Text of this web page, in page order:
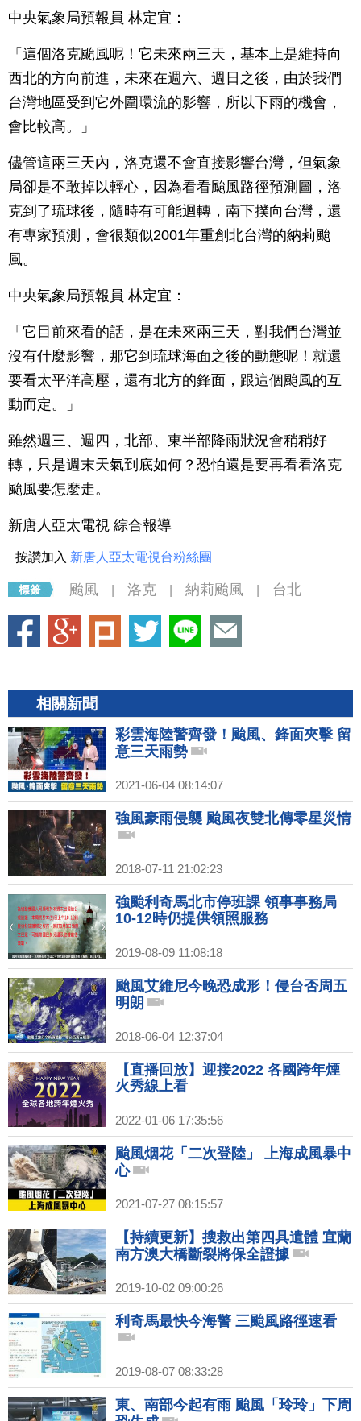
中央氣象局預報員 林定宜：
「這個洛克颱風呢！它未來兩三天，基本上是維持向
西北的方向前進，未來在週六、週日之後，由於我們
台灣地區受到它外圍環流的影響，所以下雨的機會，
會比較高。」
儘管這兩三天內，洛克還不會直接影響台灣，但氣象
局卻是不敢掉以輕心，因為看看颱風路徑預測圖，洛
克到了琉球後，隨時有可能迴轉，南下撲向台灣，還
有專家預測，會很類似2001年重創北台灣的納莉颱
風。
中央氣象局預報員 林定宜：
「它目前來看的話，是在未來兩三天，對我們台灣並
沒有什麼影響，那它到琉球海面之後的動態呢！就還
要看太平洋高壓，還有北方的鋒面，跟這個颱風的互
動而定。」
雖然週三、週四，北部、東半部降雨狀況會稍稍好
轉，只是週末天氣到底如何？恐怕還是要再看看洛克
颱風要怎麼走。
新唐人亞太電視 綜合報導
按讚加入 新唐人亞太電視台粉絲團
颱風 洛克 納莉颱風 台北
相關新聞
彩雲海陸警齊發！颱風、鋒面夾擊 留
意三天雨勢
2021-06-04 08:14:07
強風豪雨侵襲 颱風夜雙北傳零星災情
2018-07-11 21:02:23
強颱利奇馬北市停班課 領事事務局
10-12時仍提供領照服務
2019-08-09 11:08:18
颱風艾維尼今晚恐成形！侵台否周五
明朗
2018-06-04 12:37:04
【直播回放】迎接2022 各國跨年煙
火秀線上看
2022-01-06 17:35:56
颱風烟花「二次登陸」 上海成風暴中
心
2021-07-27 08:15:57
【持續更新】搜救出第四具遺體 宜蘭
南方澳大橋斷裂將保全證據
2019-10-02 09:00:26
利奇馬最快今海警 三颱風路徑速看
2019-08-07 08:33:28
東、南部今起有雨 颱風「玲玲」下周